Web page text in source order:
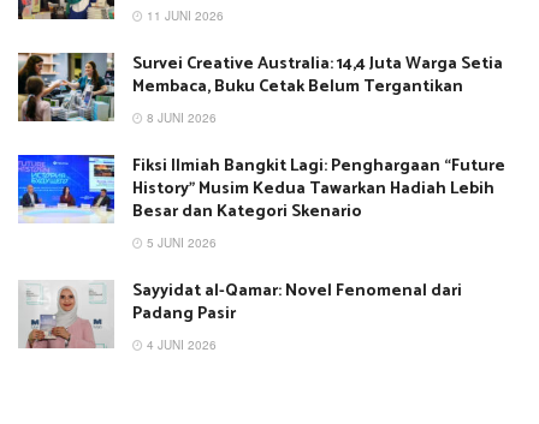
11 JUNI 2026
Survei Creative Australia: 14,4 Juta Warga Setia
Membaca, Buku Cetak Belum Tergantikan
8 JUNI 2026
Fiksi Ilmiah Bangkit Lagi: Penghargaan “Future
History” Musim Kedua Tawarkan Hadiah Lebih
Besar dan Kategori Skenario
5 JUNI 2026
Sayyidat al-Qamar: Novel Fenomenal dari
Padang Pasir
4 JUNI 2026